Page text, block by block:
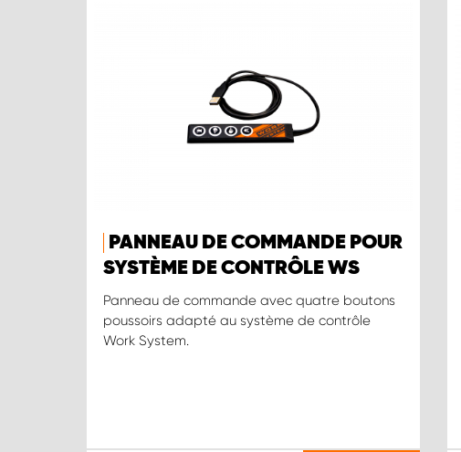
PANNEAU DE COMMANDE POUR
SYSTÈME DE CONTRÔLE WS
Panneau de commande avec quatre boutons
poussoirs adapté au système de contrôle
Work System.